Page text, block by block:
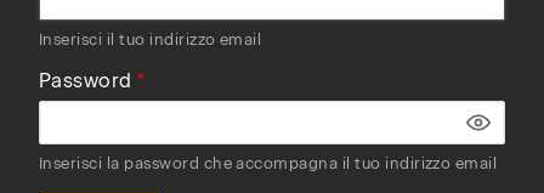
Inserisci il tuo indirizzo email
Password
Inserisci la password che accompagna il tuo indirizzo email